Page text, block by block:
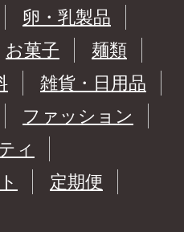
卵・乳製品
お菓子
麺類
雑貨・日用品
ファッション
ィ
定期便